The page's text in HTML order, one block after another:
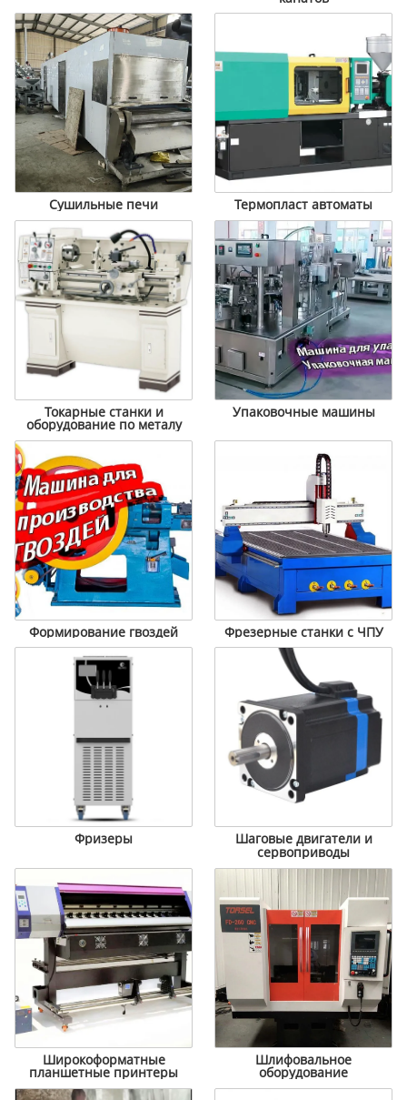
Сушильные печи Термопласт автоматы
Токарные станки и
оборудование по металу
Упаковочные машины
Формирование гвоздей Фрезерные станки с ЧПУ
Фризеры Шаговые двигатели и
сервоприводы
Широкоформатные
планшетные принтеры
Шлифовальное
оборудование